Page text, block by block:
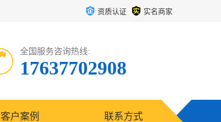
资质认证 实名商家
全国服务咨询热线:
17637702908
客户案例 联系方式